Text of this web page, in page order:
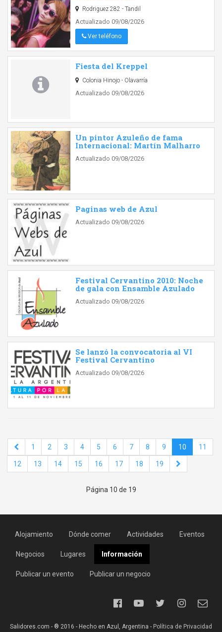
Rodriguez 282 - Tandil
Actualizado 09/08/2026
Ver teléfono
Fiesta del Kreppel
Colonia Hinojo - Olavarría
Actualizado 09/08/2026
Un pintor Azuleño de fama
Internacional: Martín Malharro
Actualizado 09/08/2026
Paginas web de Azul
Actualizado 09/08/2026
Festival Cervantino 2010: Noche
de gala con Ensamble Azulado
Actualizado 09/08/2026
Se lanzó la convocatoria al VI
Festival Cervantino
Actualizado 09/08/2026
1 2 3 4 5 6 7 8 9 10 11
12 13 14 15 16 17 18 19
Página 10 de 19
Alojamiento Dónde comer Actividades Eventos
Negocios Lugares Información
Publicar un evento Publicar un negocio
Salidores.com - ® 2016 - Hecho en Azul, Argentina - Política de Privacidad